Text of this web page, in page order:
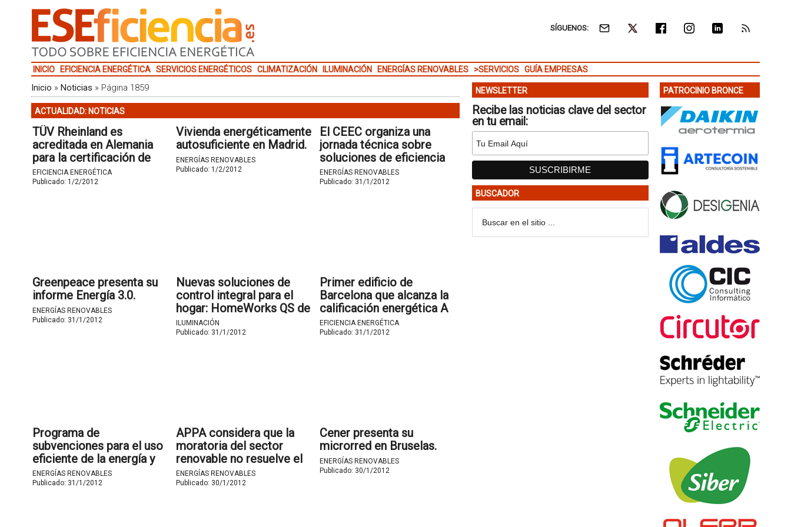
SÍGUENOS:
INICIO EFICIENCIA ENERGÉTICA SERVICIOS ENERGÉTICOS CLIMATIZACIÓN ILUMINACIÓN ENERGÍAS RENOVABLES >SERVICIOS GUÍA EMPRESAS
Inicio » Noticias » Página 1859
ACTUALIDAD: NOTICIAS
TÜV Rheinland es
acreditada en Alemania
para la certificación de
sistemas de gestión
energética según la norma
EFICIENCIA ENERGÉTICA
Publicado: 1/2/2012
Vivienda energéticamente
autosuficiente en Madrid.
ENERGÍAS RENOVABLES
Publicado: 1/2/2012
El CEEC organiza una
jornada técnica sobre
soluciones de eficiencia
energética en
supermercados y
ENERGÍAS RENOVABLES
Publicado: 31/1/2012
Greenpeace presenta su
informe Energía 3.0.
ENERGÍAS RENOVABLES
Publicado: 31/1/2012
Nuevas soluciones de
control integral para el
hogar: HomeWorks QS de
Lutron.
ILUMINACIÓN
Publicado: 31/1/2012
Primer edificio de
Barcelona que alcanza la
calificación energética A
EFICIENCIA ENERGÉTICA
Publicado: 31/1/2012
Programa de
subvenciones para el uso
eficiente de la energía y
aprovechamiento de las
energías renovables del
ENERGÍAS RENOVABLES
Publicado: 31/1/2012
APPA considera que la
moratoria del sector
renovable no resuelve el
grave problema del déficit
tarifario.
ENERGÍAS RENOVABLES
Publicado: 30/1/2012
Cener presenta su
microrred en Bruselas.
ENERGÍAS RENOVABLES
Publicado: 30/1/2012
NEWSLETTER
Recibe las noticias clave del sector
en tu email:
BUSCADOR
PATROCINIO BRONCE